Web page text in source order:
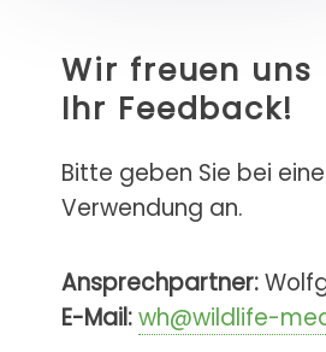
Wir freuen
Ihr Feedback!
Bitte geben Sie bei
Verwendung an.
Ansprechpartner:
E-Mail:wh@wildlife-